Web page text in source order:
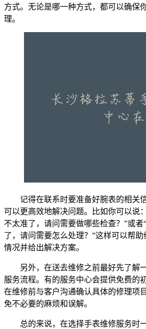
方式。无论是哪一种方式，都可以确保
理。
记得在联系时要准备好腕表的相关
可以更高效地解决问题。比如你可以说
不太准了，请问需要做哪些检查？”或
了，请问需要怎么处理？”这样可以帮
情况并给出解决方案。
另外，在送去维修之前最好先了解
服务流程。有的服务中心会提供免费的
在维修前与客户沟通确认具体的修理项
免不必要的麻烦和误解。
总的来说，在选择手表维修服务时